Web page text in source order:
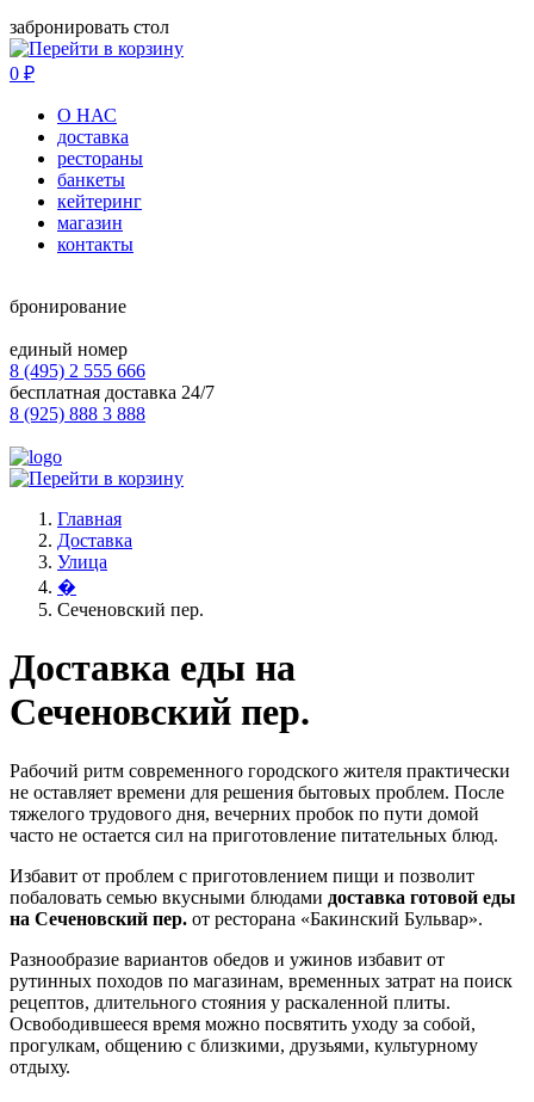
забронировать стол
0 ₽
О НАС
доставка
рестораны
банкеты
кейтеринг
магазин
контакты
бронирование
единый номер
8 (495) 2 555 666
бесплатная доставка 24/7
8 (925) 888 3 888
Главная
Доставка
Улица
�
Сеченовский пер.
Доставка еды на
Сеченовский пер.
Рабочий ритм современного городского жителя практически
не оставляет времени для решения бытовых проблем. После
тяжелого трудового дня, вечерних пробок по пути домой
часто не остается сил на приготовление питательных блюд.
Избавит от проблем с приготовлением пищи и позволит
побаловать семью вкусными блюдами доставка готовой еды
на Сеченовский пер. от ресторана «Бакинский Бульвар».
Разнообразие вариантов обедов и ужинов избавит от
рутинных походов по магазинам, временных затрат на поиск
рецептов, длительного стояния у раскаленной плиты.
Освободившееся время можно посвятить уходу за собой,
прогулкам, общению с близкими, друзьями, культурному
отдыху.